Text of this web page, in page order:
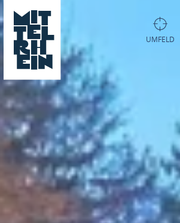
UMFELD